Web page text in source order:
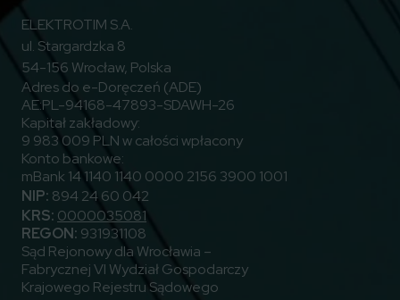
ELEKTROTIM S.A.
ul. Stargardzka 8
54-156 Wrocław, Polska
Adres do e-Doręczeń (ADE)
AE:PL-94168-47893-SDAWH-26
Kapitał zakładowy:
9 983 009 PLN w całości wpłacony
Konto bankowe:
mBank 14 1140 1140 0000 2156 3900 1001
NIP: 894 24 60 042
KRS: 0000035081
REGON: 931931108
Sąd Rejonowy dla Wrocławia –
Fabrycznej VI Wydział Gospodarczy
Krajowego Rejestru Sądowego